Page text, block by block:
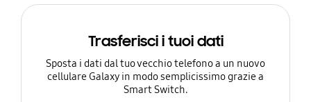
Trasferisci i tuoi dati
Sposta i dati dal tuo vecchio telefono a un nuovo
cellulare Galaxy in modo semplicissimo grazie a
Smart Switch.